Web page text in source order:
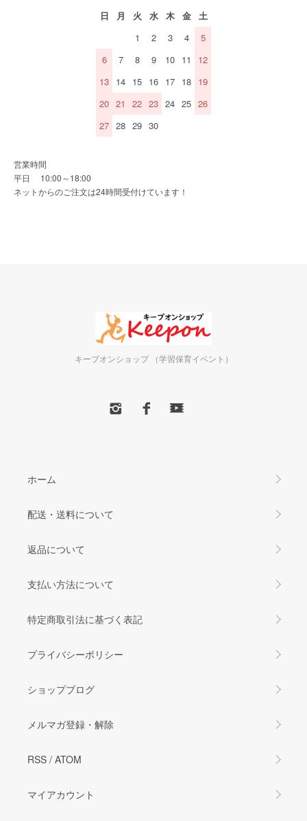
日 月 火 水 木 金
土
1
2 3 4
5
6
7 8 9 10 11
12
13 14 15 16 17 18 19
20 21 22 23 24 25 26
27 28 29 30
営業時間
平日 10:00～18:00
ネットからのご注文は24時間受付けています！
キープオンショップ （学習保育イベント）
ホーム
配送・送料について
返品について
支払い方法について
特定商取引法に基づく表記
プライバシーポリシー
ショップブログ
メルマガ登録・解除
RSS / ATOM
マイアカウント